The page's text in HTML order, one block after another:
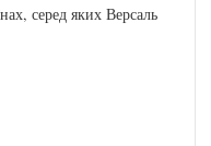
серед яких Версаль